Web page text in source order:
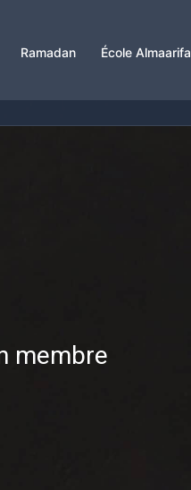
Ramadan École Almaarifa
membre